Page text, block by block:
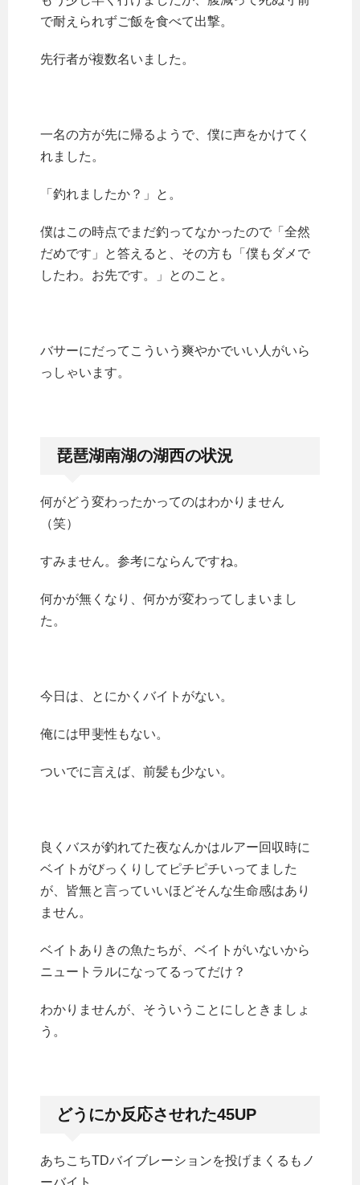
で耐えられずご飯を食べて出撃。
先行者が複数名いました。
一名の方が先に帰るようで、僕に声をかけてく
れました。
「釣れましたか？」と。
僕はこの時点でまだ釣ってなかったので「全然
だめです」と答えると、その方も「僕もダメで
したわ。お先です。」とのこと。
バサーにだってこういう爽やかでいい人がいら
っしゃいます。
琵琶湖南湖の湖西の状況
何がどう変わったかってのはわかりません
（笑）
すみません。参考にならんですね。
何かが無くなり、何かが変わってしまいまし
た。
今日は、とにかくバイトがない。
俺には甲斐性もない。
ついでに言えば、前髪も少ない。
良くバスが釣れてた夜なんかはルアー回収時に
ベイトがびっくりしてピチピチいってました
が、皆無と言っていいほどそんな生命感はあり
ません。
ベイトありきの魚たちが、ベイトがいないから
ニュートラルになってるってだけ？
わかりませんが、そういうことにしときましょ
う。
どうにか反応させれた45UP
あちこちTDバイブレーションを投げまくるもノ
ーバイト。